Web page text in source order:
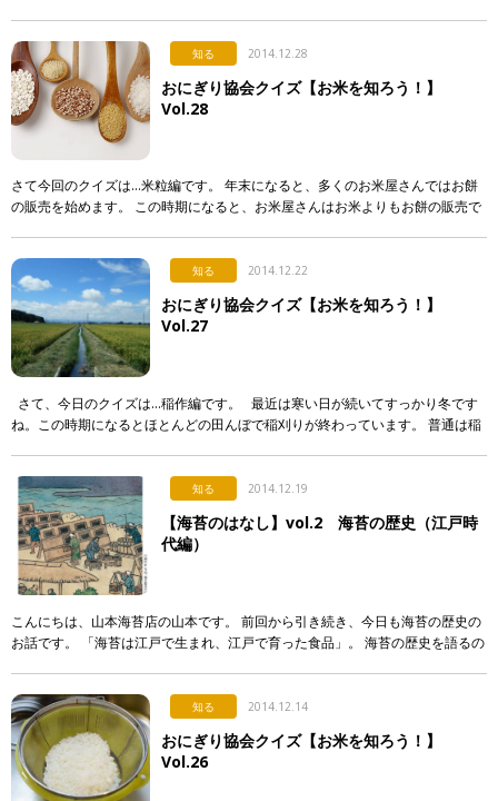
知る 2014.12.28
おにぎり協会クイズ【お米を知ろう！】
Vol.28
さて今回のクイズは…米粒編です。 年末になると、多くのお米屋さんではお餅
の販売を始めます。 この時期になると、お米屋さんはお米よりもお餅の販売で
知る 2014.12.22
おにぎり協会クイズ【お米を知ろう！】
Vol.27
さて、今日のクイズは…稲作編です。 最近は寒い日が続いてすっかり冬です
ね。この時期になるとほとんどの田んぼで稲刈りが終わっています。 普通は稲
知る 2014.12.19
【海苔のはなし】vol.2 海苔の歴史（江戸時
代編）
こんにちは、山本海苔店の山本です。 前回から引き続き、今日も海苔の歴史の
お話です。 「海苔は江戸で生まれ、江戸で育った食品」。 海苔の歴史を語るの
知る 2014.12.14
おにぎり協会クイズ【お米を知ろう！】
Vol.26